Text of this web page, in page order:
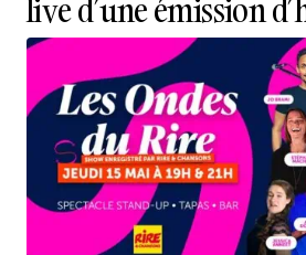
live d’une émission